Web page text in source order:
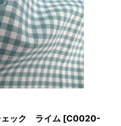
ック ライム [C0020-